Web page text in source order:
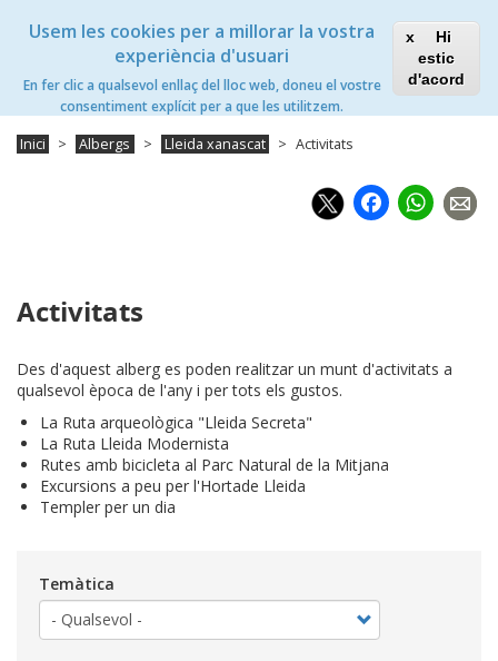
Usem les cookies per a millorar la vostra
experiència d'usuari
En fer clic a qualsevol enllaç del lloc web, doneu el vostre
consentiment explícit per a que les utilitzem.
Hi
estic
d'acord
Toggle
Xanascat
Toggle
navigation
Lleida Xanascat
Inici Albergs Lleida xanascat Activitats
Activitats
Des d'aquest alberg es poden realitzar un munt d'activitats a
qualsevol època de l'any i per tots els gustos.
La Ruta arqueològica "Lleida Secreta"
La Ruta Lleida Modernista
Rutes amb bicicleta al Parc Natural de la Mitjana
Excursions a peu per l'Hortade Lleida
Templer per un dia
Temàtica